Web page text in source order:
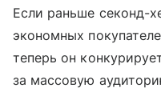
Если раньше секонд-
экономных
теперь он
за массовую